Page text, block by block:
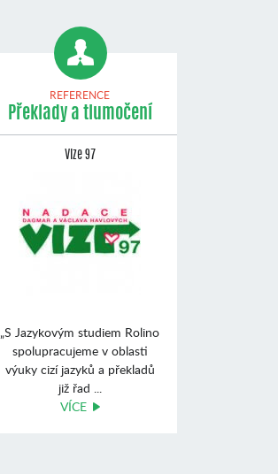
REFERENCE
Překlady a tlumočení
Vize 97
„S Jazykovým studiem Rolino
spolupracujeme v oblasti
výuky cizí jazyků a překladů
již řad ...
VÍCE